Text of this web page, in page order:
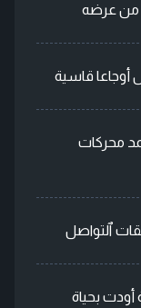
من عرضه
أوجاعا قاسية
محركات
ٱلتواصل
أودت بحياة